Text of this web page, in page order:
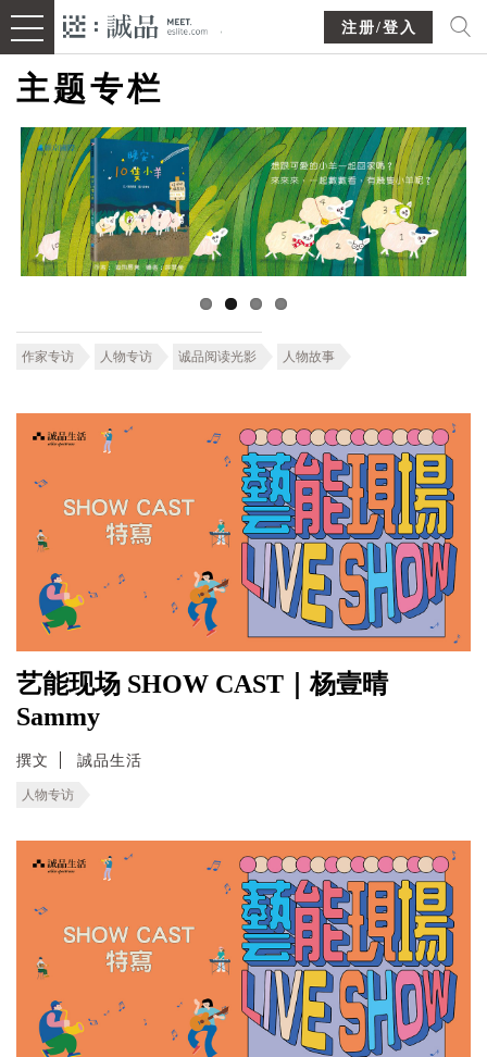
注册/登入
主题专栏
作家专访 人物专访 诚品阅读光影 人物故事
艺能现场 SHOW CAST｜杨壹晴
Sammy
撰文 誠品生活
人物专访